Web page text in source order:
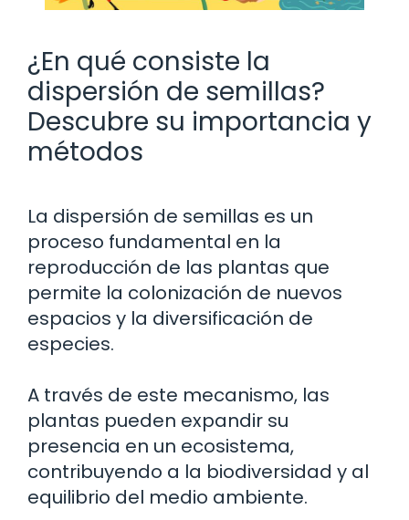
¿En qué consiste la
dispersión de semillas?
Descubre su importancia y
métodos
La dispersión de semillas es un
proceso fundamental en la
reproducción de las plantas que
permite la colonización de nuevos
espacios y la diversificación de
especies.
A través de este mecanismo, las
plantas pueden expandir su
presencia en un ecosistema,
contribuyendo a la biodiversidad y al
equilibrio del medio ambiente.